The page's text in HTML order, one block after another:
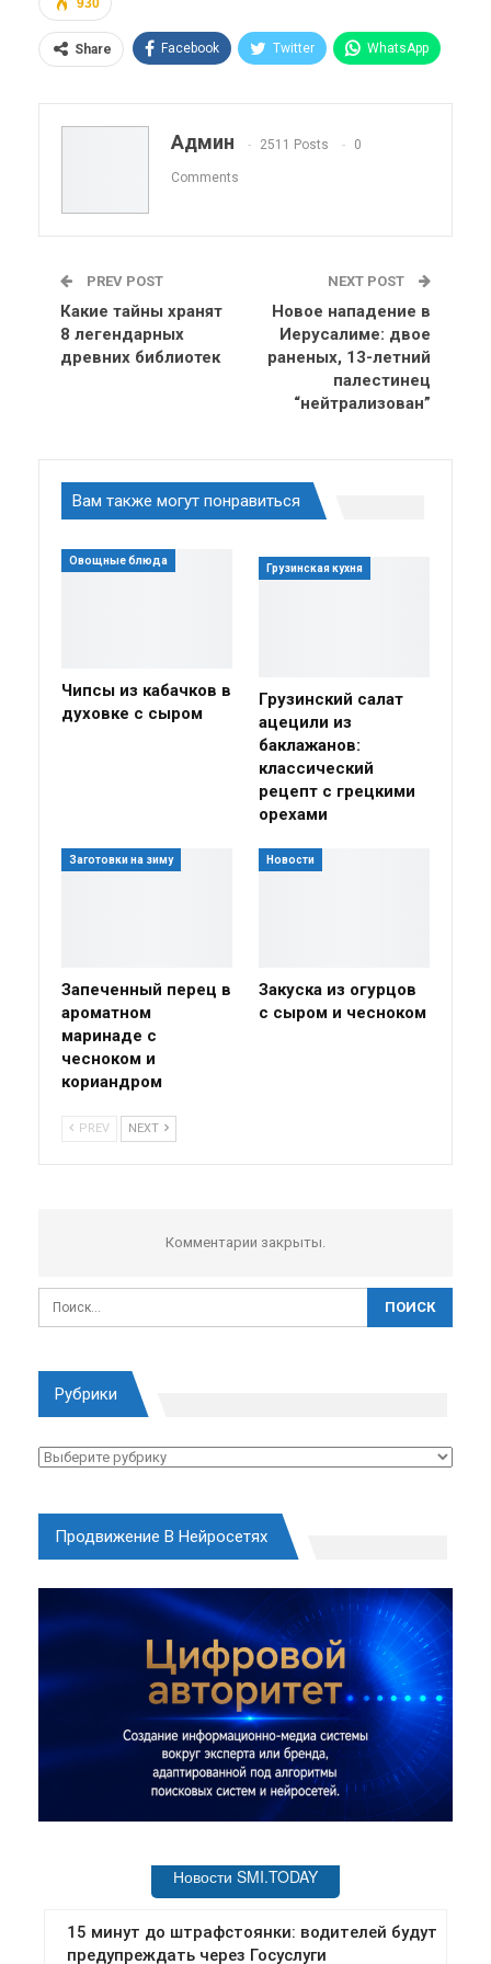
930
Share Facebook Twitter WhatsApp
Telegram
Linkedin
Админ 2511 Posts 0
Comments
PREV POST
Какие тайны хранят
8 легендарных
древних библиотек
NEXT POST
Новое нападение в
Иерусалиме: двое
раненых, 13-летний
палестинец
“нейтрализован”
Вам также могут понравиться
Овощные блюда
Чипсы из кабачков в
духовке с сыром
Грузинская кухня
Грузинский салат
ацецили из
баклажанов:
классический
рецепт с грецкими
орехами
Заготовки на зиму
Запеченный перец в
ароматном
маринаде с
чесноком и
кориандром
Новости
Закуска из огурцов
с сыром и чесноком
PREV NEXT
Комментарии закрыты.
Рубрики
Рубрики
Продвижение В Нейросетях